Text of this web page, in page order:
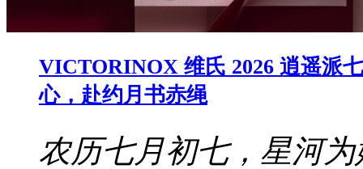
VICTORINOX 维氏 2026 逍遥派
心，赴约月书赤绳
农历七月初七，星河